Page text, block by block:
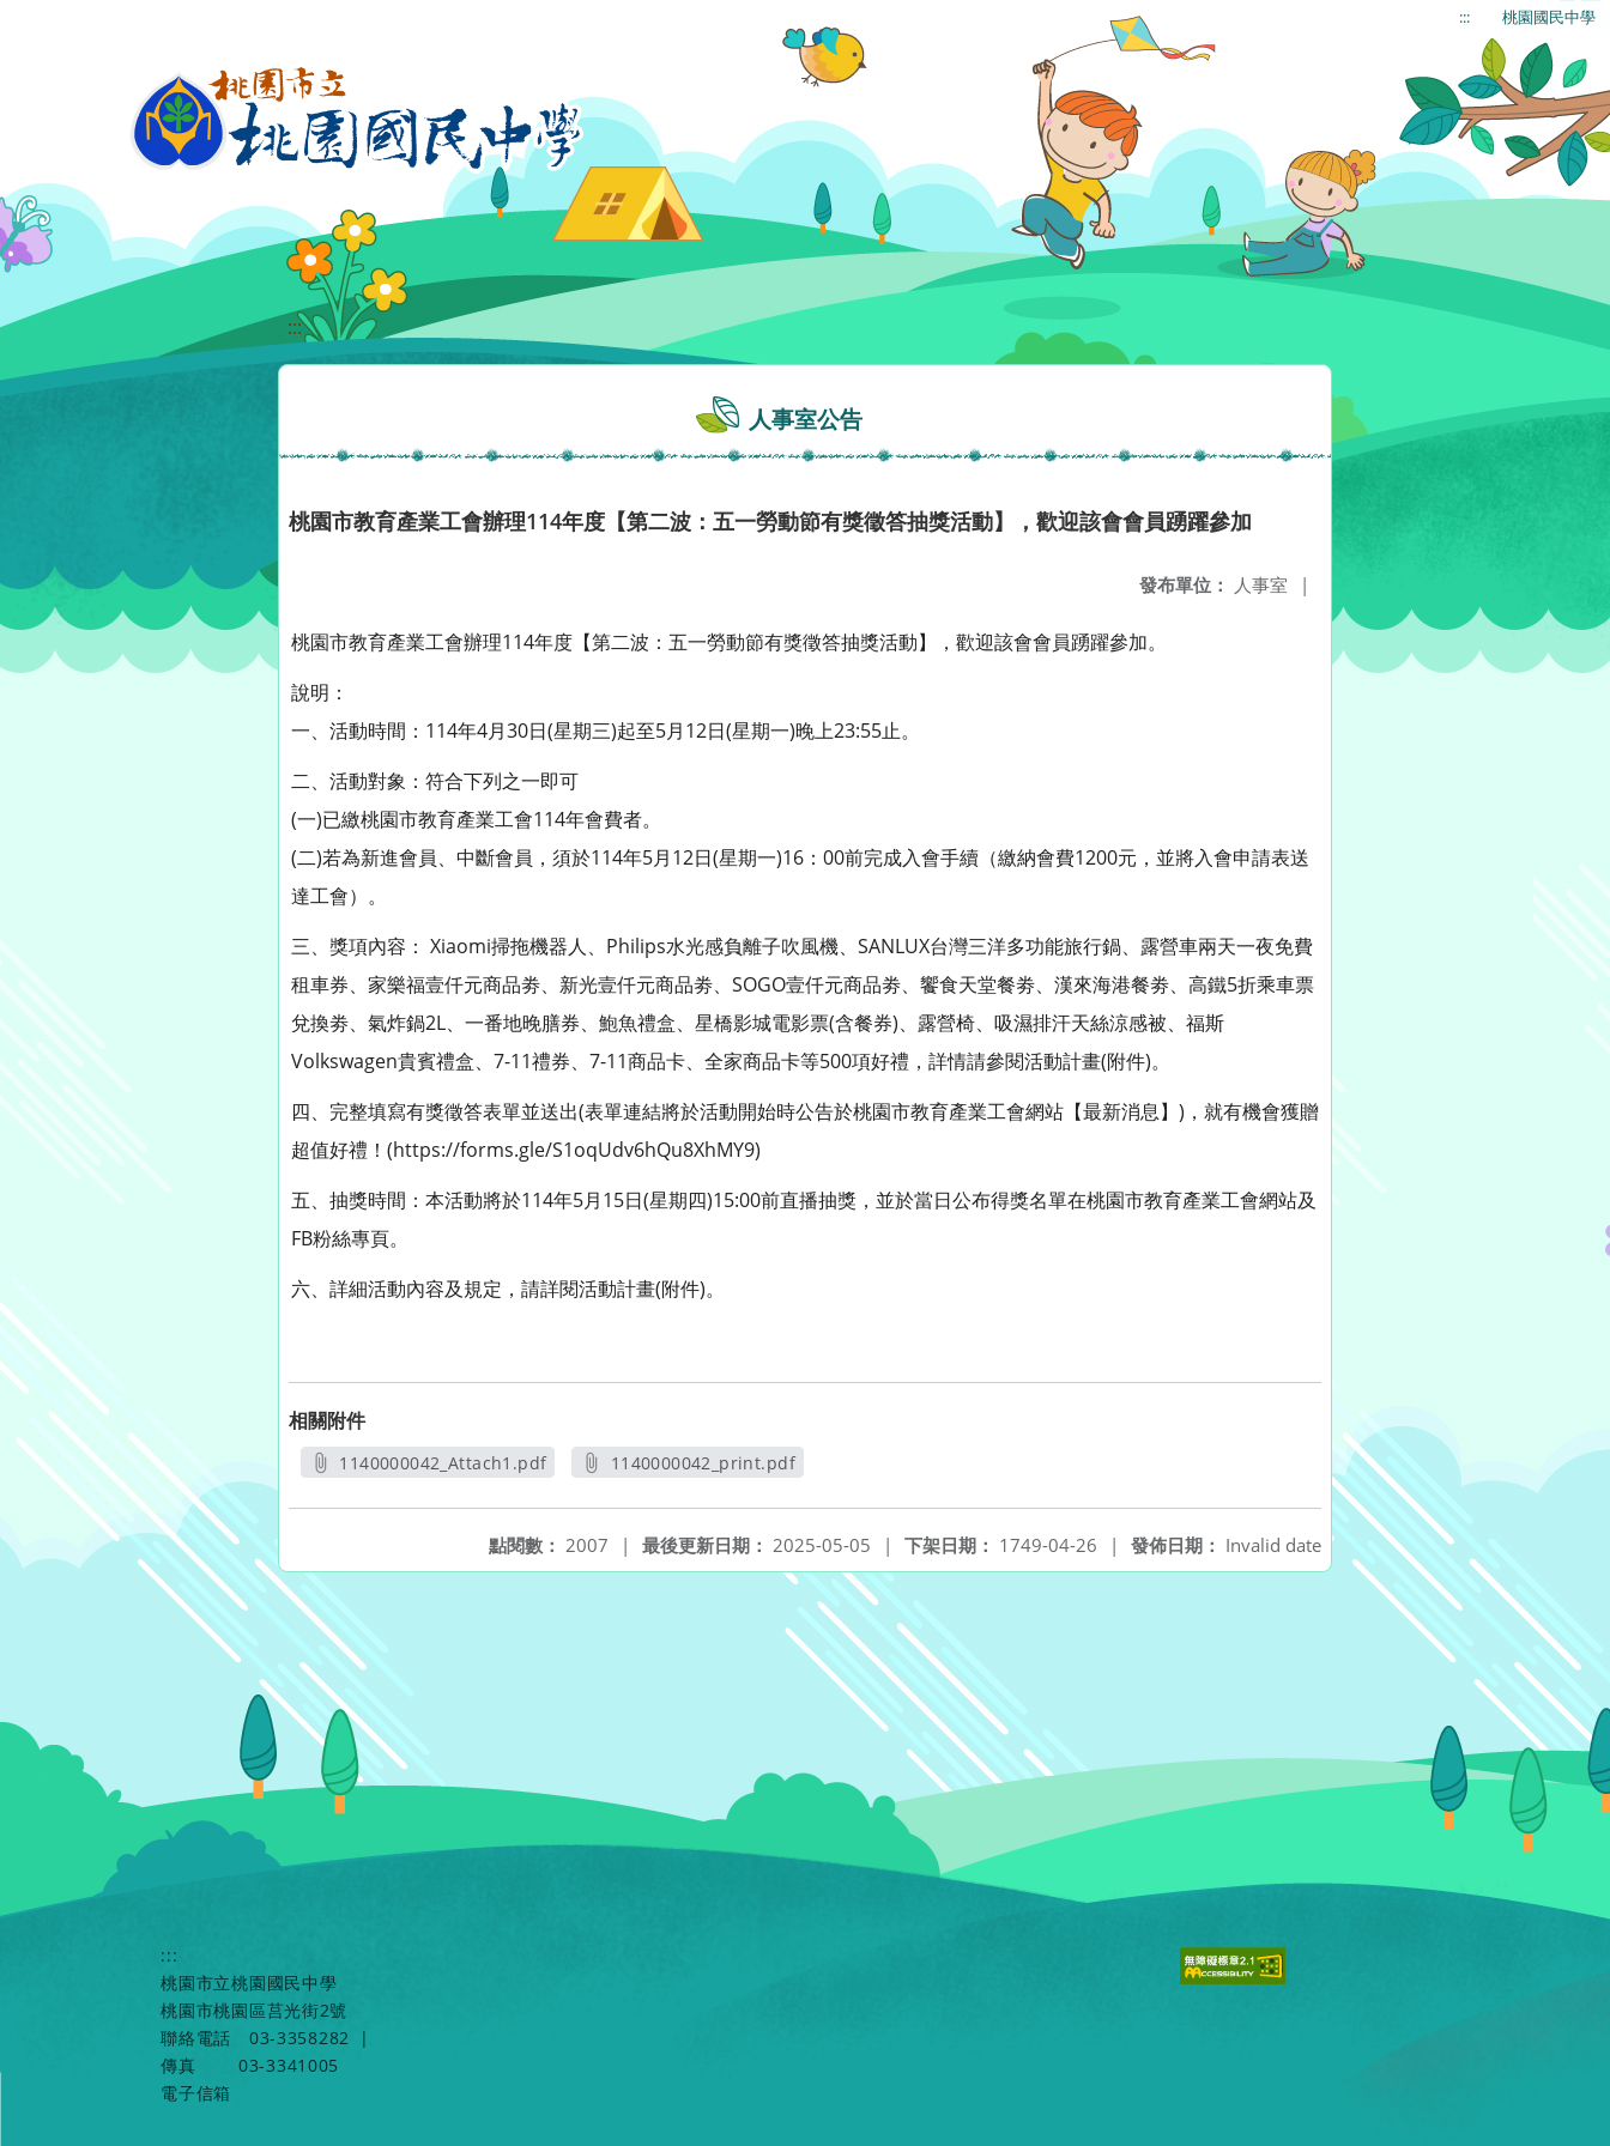
::: 桃園國民中學
:::
人事室公告
桃園市教育產業工會辦理114年度【第二波：五一勞動節有獎徵答抽獎活動】，歡迎該會會員踴躍參加
發布單位： 人事室 |
桃園市教育產業工會辦理114年度【第二波：五一勞動節有獎徵答抽獎活動】，歡迎該會會員踴躍參加。
說明：
一、活動時間：114年4月30日(星期三)起至5月12日(星期一)晚上23:55止。
二、活動對象：符合下列之一即可
(一)已繳桃園市教育產業工會114年會費者。
(二)若為新進會員、中斷會員，須於114年5月12日(星期一)16：00前完成入會手續（繳納會費1200元，並將入會申請表送
達工會）。
三、獎項內容： Xiaomi掃拖機器人、Philips水光感負離子吹風機、SANLUX台灣三洋多功能旅行鍋、露營車兩天一夜免費
租車券、家樂福壹仟元商品劵、新光壹仟元商品劵、SOGO壹仟元商品劵、饗食天堂餐劵、漢來海港餐劵、高鐵5折乘車票
兌換劵、氣炸鍋2L、一番地晚膳券、鮑魚禮盒、星橋影城電影票(含餐券)、露營椅、吸濕排汗天絲涼感被、福斯
Volkswagen貴賓禮盒、7-11禮券、7-11商品卡、全家商品卡等500項好禮，詳情請參閱活動計畫(附件)。
四、完整填寫有獎徵答表單並送出(表單連結將於活動開始時公告於桃園市教育產業工會網站【最新消息】)，就有機會獲贈
超值好禮！(https://forms.gle/S1oqUdv6hQu8XhMY9)
五、抽獎時間：本活動將於114年5月15日(星期四)15:00前直播抽獎，並於當日公布得獎名單在桃園市教育產業工會網站及
FB粉絲專頁。
六、詳細活動內容及規定，請詳閱活動計畫(附件)。
相關附件
1140000042_Attach1.pdf
1140000042_print.pdf
發佈日期： Invalid date
下架日期： 1749-04-26 |
最後更新日期： 2025-05-05 |
點閱數： 2007 |
:::
桃園市立桃園國民中學
桃園市桃園區莒光街2號
聯絡電話
03-3358282
|
傳真
03-3341005
電子信箱